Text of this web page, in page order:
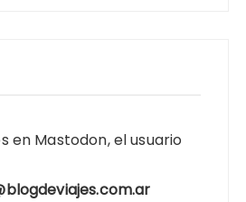
en Mastodon, el usuario